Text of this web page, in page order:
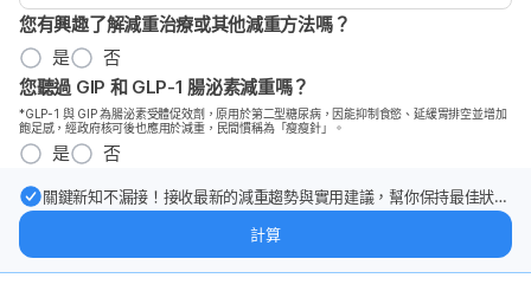
您有興趣了解減重治療或其他減重方法嗎？
是
否
您聽過 GIP 和 GLP-1 腸泌素減重嗎？
*GLP-1 與 GIP 為腸泌素受體促效劑，原用於第二型糖尿病，因能抑制食慾、延緩胃排空並增加
飽足感，經政府核可後也應用於減重，民間慣稱為「瘦瘦針」。
是 否
關鍵新知不漏接！接收最新的減重趨勢與實用建議，幫你保持最佳狀
計算